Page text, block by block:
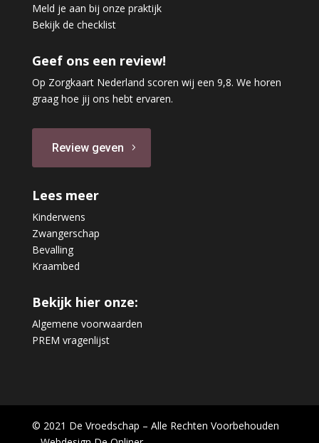
Meld je aan bij onze praktijk
Bekijk de checklist
Geef ons een review!
Op Zorgkaart Nederland scoren wij een 9,8. We horen
graag hoe jij ons hebt ervaren.
Review geven
Lees meer
Kinderwens
Zwangerschap
Bevalling
Kraambed
Bekijk hier onze:
Algemene voorwaarden
PREM vragenlijst
© 2021 De Vroedschap – Alle Rechten Voorbehouden